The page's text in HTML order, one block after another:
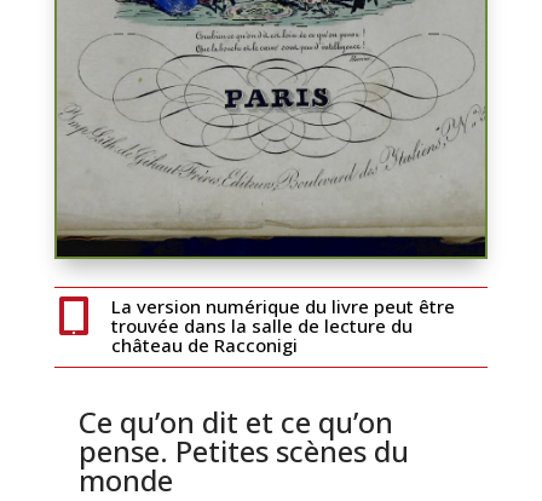
La version numérique du livre peut être
trouvée dans la salle de lecture du
château de Racconigi
Ce qu’on dit et ce qu’on
pense. Petites scènes du
monde